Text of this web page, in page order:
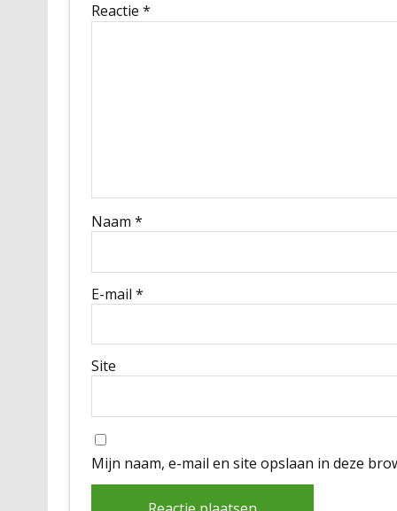
Reactie *
Naam *
E-mail *
Site
Mijn naam, e-mail en site opslaan in deze